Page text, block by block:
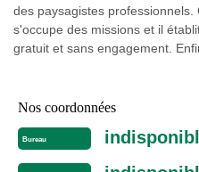
des paysagistes
s'occupe des missions et il
gratuit et sans engagement.
Nos coordonnées
Bureau